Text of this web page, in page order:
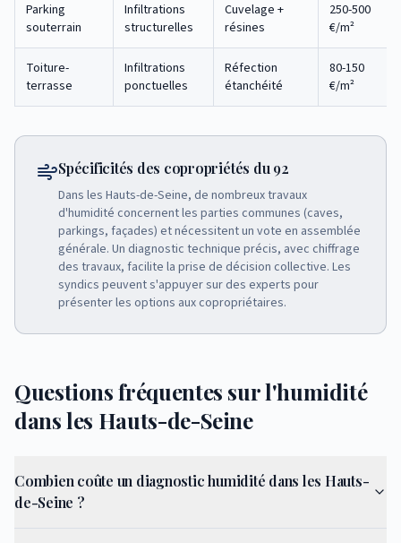
Parking
souterrain
Infiltrations
structurelles
Cuvelage +
résines
250-500
€/m²
Toiture-
terrasse
Infiltrations
ponctuelles
Réfection
étanchéité
80-150
€/m²
Spécificités des copropriétés du 92
Dans les Hauts-de-Seine, de nombreux travaux
d'humidité concernent les parties communes (caves,
parkings, façades) et nécessitent un vote en assemblée
générale. Un diagnostic technique précis, avec chiffrage
des travaux, facilite la prise de décision collective. Les
syndics peuvent s'appuyer sur des experts pour
présenter les options aux copropriétaires.
Questions fréquentes sur l'humidité
dans les Hauts-de-Seine
Combien coûte un diagnostic humidité dans les Hauts-
de-Seine ?